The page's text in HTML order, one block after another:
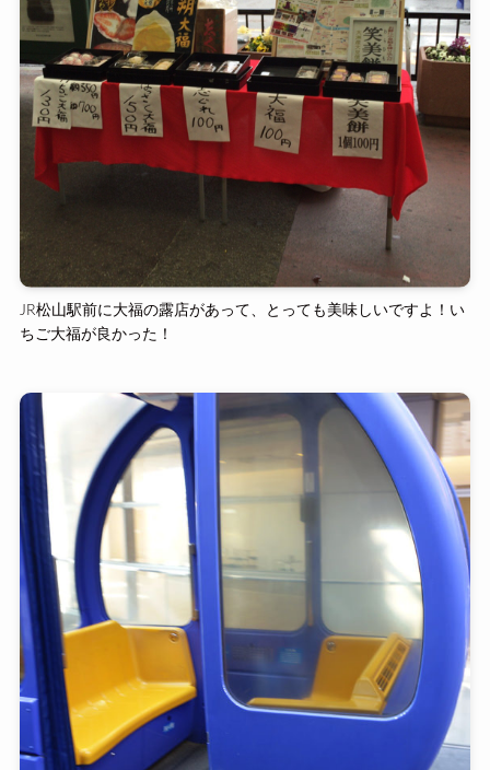
JR松山駅前に大福の露店があって、とっても美味しいですよ！い
ちご大福が良かった！